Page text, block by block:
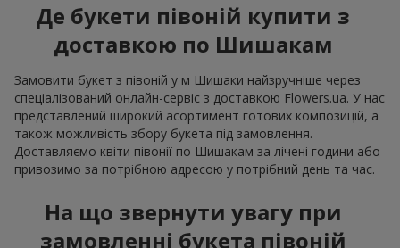
Де букети півоній купити з
доставкою по Шишакам
Замовити букет з півоній у м Шишаки найзручніше через
спеціалізований онлайн-сервіс з доставкою Flowers.ua. У нас
представлений широкий асортимент готових композицій, а
також можливість збору букета під замовлення.
Доставляємо квіти півонії по Шишакам за лічені години або
привозимо за потрібною адресою у потрібний день та час.
На що звернути увагу при
замовленні букета півоній